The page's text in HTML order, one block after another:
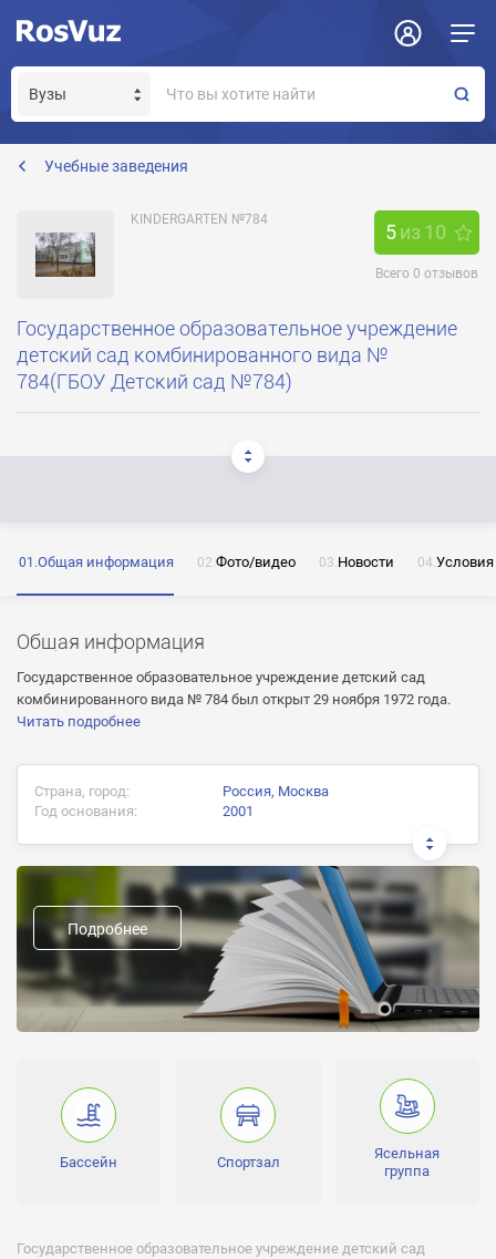
Учебные заведения
KINDERGARTEN №784
5из 10
Всего 0 отзывов
Государственное образовательное учреждение
детский сад комбинированного вида №
784(ГБОУ Детский сад №784)
Общая информация Фото/видео Новости
Общая информация
Государственное образовательное учреждение детский сад
комбинированного вида № 784 был открыт 29 ноября 1972 года.
Читать подробнее
Страна, город:
Россия, Москва
Год основания:
2001
Предыдущие названия:
Формы пребывания и обучения:
Дневная, 5-дневка
Группы:
Младшая, Средняя, Старшая, Подготовительная
Лицензии:
№023426 серия А №281923 действует с 30.01.2008 до
30.01.2013,№008574 серия ГА №016888 действует с 21.03.2008
до 21.02.2013
Подробнее
Бассейн Спортзал
Ясельная
группа
Государственное образовательное учреждение детский сад
dou784@sinergi.ru
ОТПРАВИТЬ
Нажимая на кнопку «Отправить» я даю согласие
на обработку моих персональных данных
ОТПРАВИТЬ
на обработку моих персональных данных
Нажимая на кнопку «Отправить» я даю согласие
на обработку моих персональных данных